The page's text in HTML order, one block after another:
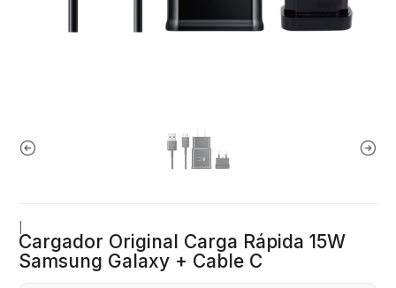
Cargador Original Carga Rápida 15W
Samsung Galaxy + Cable C